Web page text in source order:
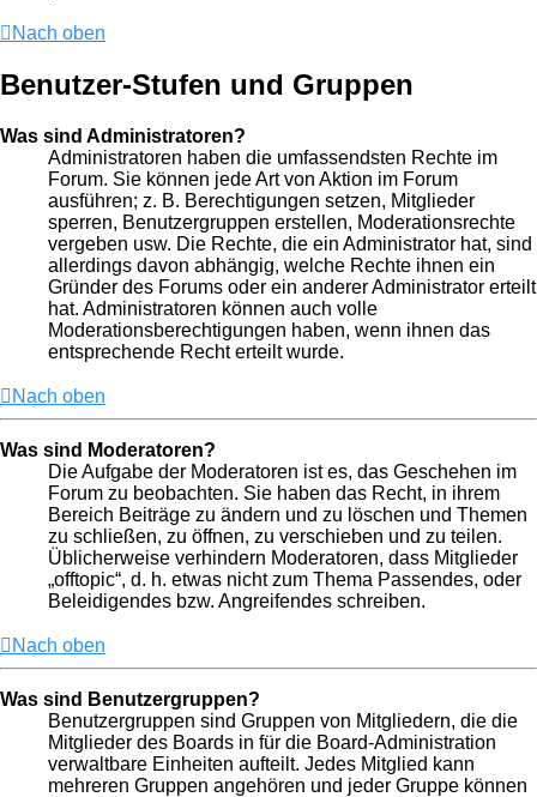
Nach oben
Benutzer-Stufen und Gruppen
Was sind Administratoren?
Administratoren haben die umfassendsten Rechte im
Forum. Sie können jede Art von Aktion im Forum
ausführen; z. B. Berechtigungen setzen, Mitglieder
sperren, Benutzergruppen erstellen, Moderationsrechte
vergeben usw. Die Rechte, die ein Administrator hat, sind
allerdings davon abhängig, welche Rechte ihnen ein
Gründer des Forums oder ein anderer Administrator erteilt
hat. Administratoren können auch volle
Moderationsberechtigungen haben, wenn ihnen das
entsprechende Recht erteilt wurde.
Nach oben
Was sind Moderatoren?
Die Aufgabe der Moderatoren ist es, das Geschehen im
Forum zu beobachten. Sie haben das Recht, in ihrem
Bereich Beiträge zu ändern und zu löschen und Themen
zu schließen, zu öffnen, zu verschieben und zu teilen.
Üblicherweise verhindern Moderatoren, dass Mitglieder
„offtopic“, d. h. etwas nicht zum Thema Passendes, oder
Beleidigendes bzw. Angreifendes schreiben.
Nach oben
Was sind Benutzergruppen?
Benutzergruppen sind Gruppen von Mitgliedern, die die
Mitglieder des Boards in für die Board-Administration
verwaltbare Einheiten aufteilt. Jedes Mitglied kann
mehreren Gruppen angehören und jeder Gruppe können